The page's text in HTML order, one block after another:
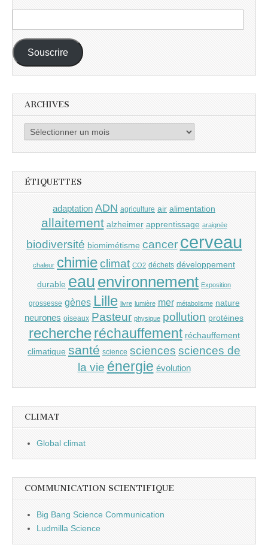
e-
mail :
Souscrire
ARCHIVES
Archives
ÉTIQUETTES
adaptation ADN agriculture air alimentation
allaitement alzheimer apprentissage araignée
biodiversité biomimétisme cancer cerveau
chaleur chimieclimat CO2 déchets développement
durable eau environnement Exposition
grossesse gènes Lille livre lumière mer métabolisme nature
neurones oiseaux Pasteur physique pollution protéines
recherche réchauffement réchauffement
climatique santé science sciences sciences de
la vie énergie évolution
CLIMAT
Global climat
COMMUNICATION SCIENTIFIQUE
Big Bang Science Communication
Ludmilla Science